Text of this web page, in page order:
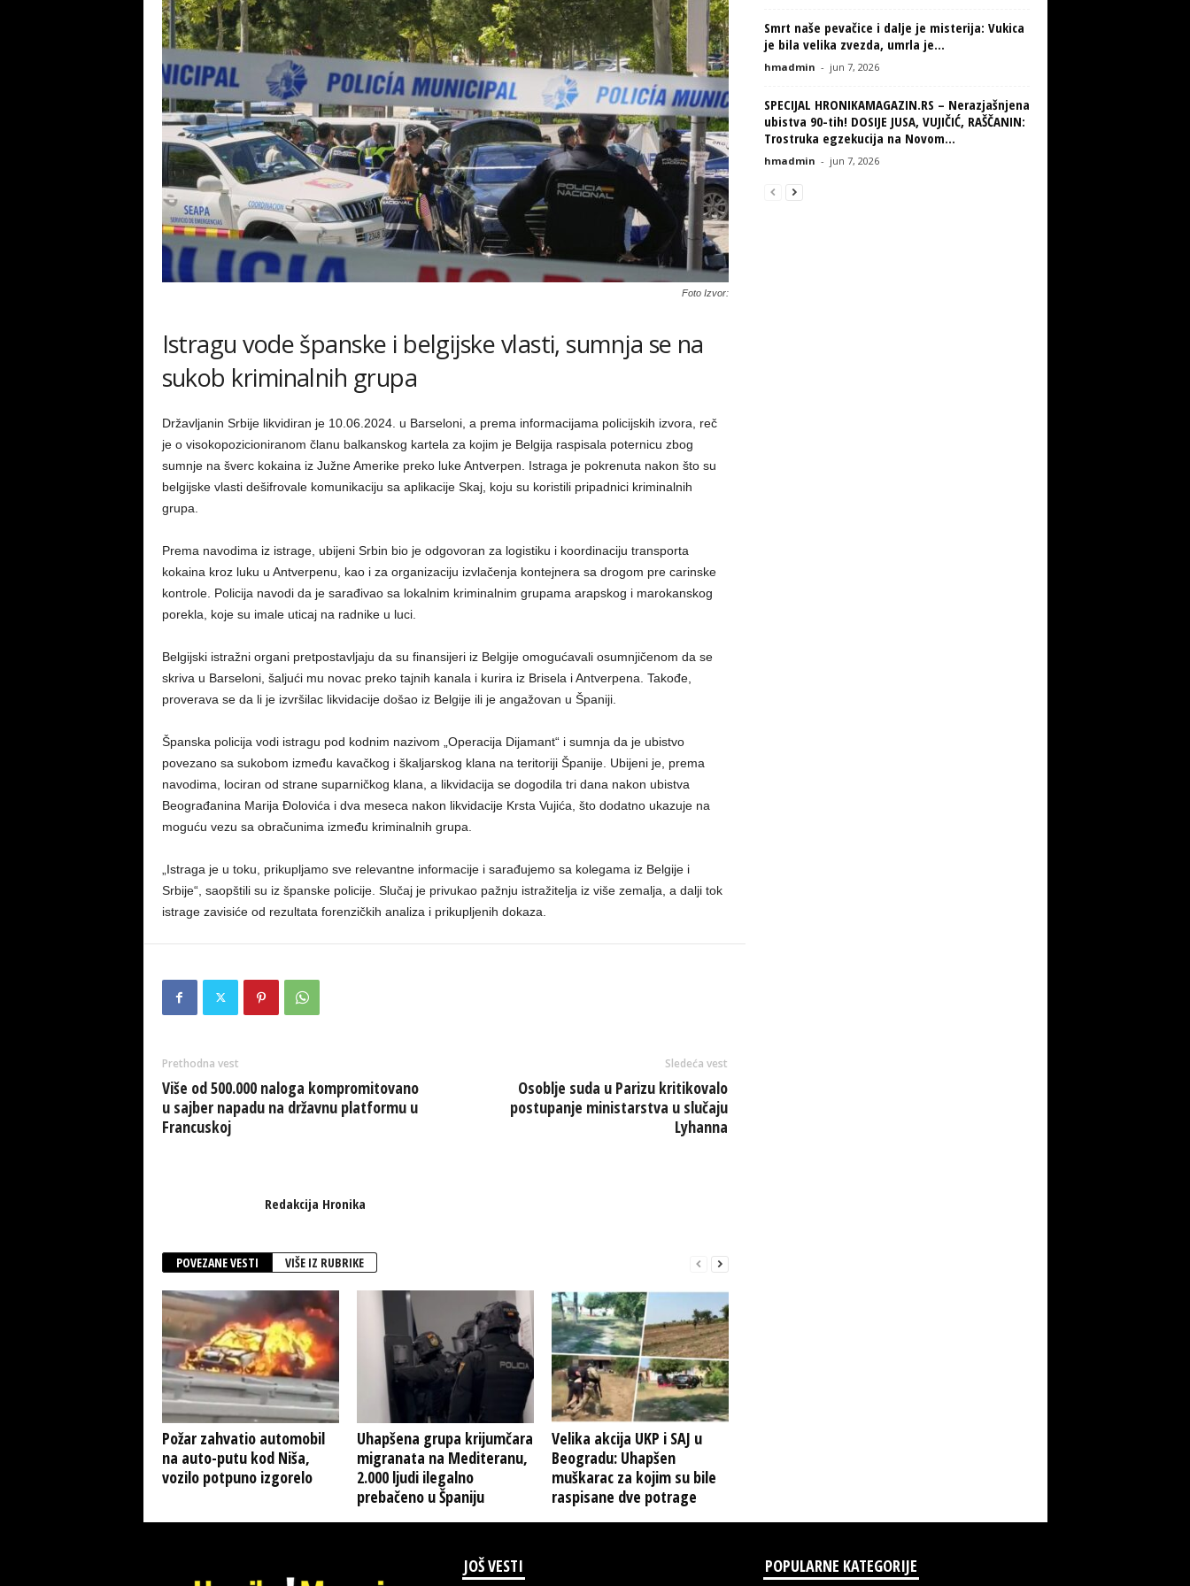
Foto Izvor:
Istragu vode španske i belgijske vlasti, sumnja se na
sukob kriminalnih grupa
Državljanin Srbije likvidiran je 10.06.2024. u Barseloni, a prema informacijama policijskih izvora, reč
je o visokopozicioniranom članu balkanskog kartela za kojim je Belgija raspisala poternicu zbog
sumnje na šverc kokaina iz Južne Amerike preko luke Antverpen. Istraga je pokrenuta nakon što su
belgijske vlasti dešifrovale komunikaciju sa aplikacije Skaj, koju su koristili pripadnici kriminalnih
grupa.
Prema navodima iz istrage, ubijeni Srbin bio je odgovoran za logistiku i koordinaciju transporta
kokaina kroz luku u Antverpenu, kao i za organizaciju izvlačenja kontejnera sa drogom pre carinske
kontrole. Policija navodi da je sarađivao sa lokalnim kriminalnim grupama arapskog i marokanskog
porekla, koje su imale uticaj na radnike u luci.
Belgijski istražni organi pretpostavljaju da su finansijeri iz Belgije omogućavali osumnjičenom da se
skriva u Barseloni, šaljući mu novac preko tajnih kanala i kurira iz Brisela i Antverpena. Takođe,
proverava se da li je izvršilac likvidacije došao iz Belgije ili je angažovan u Španiji.
Španska policija vodi istragu pod kodnim nazivom „Operacija Dijamant“ i sumnja da je ubistvo
povezano sa sukobom između kavačkog i škaljarskog klana na teritoriji Španije. Ubijeni je, prema
navodima, lociran od strane suparničkog klana, a likvidacija se dogodila tri dana nakon ubistva
Beograđanina Marija Đolovića i dva meseca nakon likvidacije Krsta Vujića, što dodatno ukazuje na
moguću vezu sa obračunima između kriminalnih grupa.
„Istraga je u toku, prikupljamo sve relevantne informacije i sarađujemo sa kolegama iz Belgije i
Srbije“, saopštili su iz španske policije. Slučaj je privukao pažnju istražitelja iz više zemalja, a dalji tok
istrage zavisiće od rezultata forenzičkih analiza i prikupljenih dokaza.
Prethodna vest
Više od 500.000 naloga kompromitovano
u sajber napadu na državnu platformu u
Francuskoj
Sledeća vest
Osoblje suda u Parizu kritikovalo
postupanje ministarstva u slučaju
Lyhanna
Redakcija Hronika
POVEZANE VESTI VIŠE IZ RUBRIKE
Požar zahvatio automobil
na auto-putu kod Niša,
vozilo potpuno izgorelo
Uhapšena grupa krijumčara
migranata na Mediteranu,
2.000 ljudi ilegalno
prebačeno u Španiju
Velika akcija UKP i SAJ u
Beogradu: Uhapšen
muškarac za kojim su bile
raspisane dve potrage
Smrt naše pevačice i dalje je misterija: Vukica
je bila velika zvezda, umrla je...
hmadmin - jun 7, 2026
SPECIJAL HRONIKAMAGAZIN.RS – Nerazjašnjena
ubistva 90-tih! DOSIJE JUSA, VUJIČIĆ, RAŠČANIN:
Trostruka egzekucija na Novom...
hmadmin - jun 7, 2026
JOŠ VESTI POPULARNE KATEGORIJE